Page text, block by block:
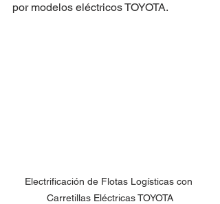
por modelos eléctricos TOYOTA.
Electrificación de Flotas Logísticas con
Carretillas Eléctricas TOYOTA